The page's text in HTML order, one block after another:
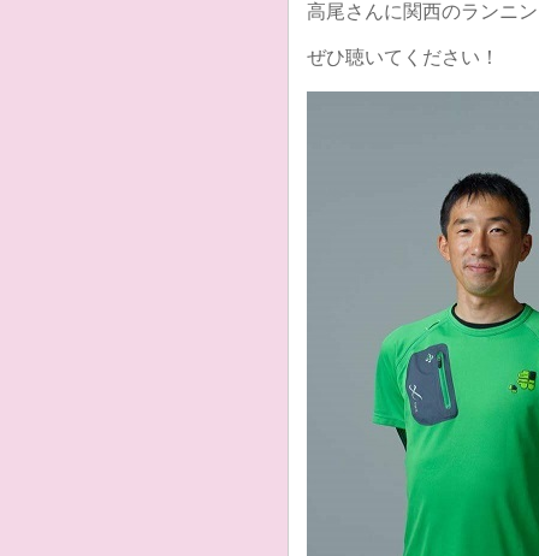
高尾さんに関西のランニ
ぜひ聴いてください！